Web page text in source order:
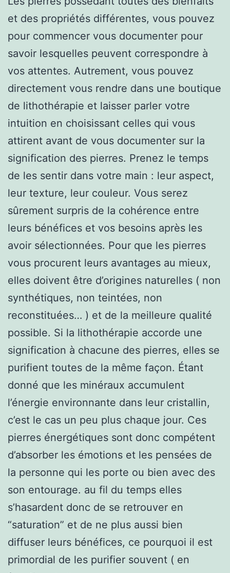
et des propriétés différentes, vous pouvez
pour commencer vous documenter pour
savoir lesquelles peuvent correspondre à
vos attentes. Autrement, vous pouvez
directement vous rendre dans une boutique
de lithothérapie et laisser parler votre
intuition en choisissant celles qui vous
attirent avant de vous documenter sur la
signification des pierres. Prenez le temps
de les sentir dans votre main : leur aspect,
leur texture, leur couleur. Vous serez
sûrement surpris de la cohérence entre
leurs bénéfices et vos besoins après les
avoir sélectionnées. Pour que les pierres
vous procurent leurs avantages au mieux,
elles doivent être d’origines naturelles ( non
synthétiques, non teintées, non
reconstituées… ) et de la meilleure qualité
possible. Si la lithothérapie accorde une
signification à chacune des pierres, elles se
purifient toutes de la même façon. Étant
donné que les minéraux accumulent
l’énergie environnante dans leur cristallin,
c’est le cas un peu plus chaque jour. Ces
pierres énergétiques sont donc compétent
d’absorber les émotions et les pensées de
la personne qui les porte ou bien avec des
son entourage. au fil du temps elles
s’hasardent donc de se retrouver en
“saturation” et de ne plus aussi bien
diffuser leurs bénéfices, ce pourquoi il est
primordial de les purifier souvent ( en